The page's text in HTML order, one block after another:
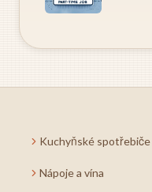
Kuchyňské spotřebiče
Nápoje a vína